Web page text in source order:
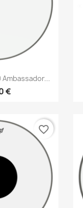
Ambassador...
€
favorite_border